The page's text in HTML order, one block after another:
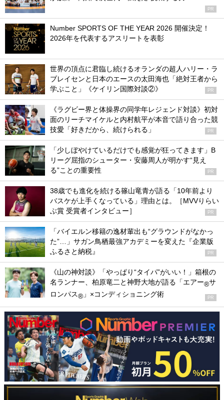
PR
Number SPORTS OF THE YEAR 2026 開催決定！
2026年を代表するアスリートを表彰
世界の頂点に君臨し続けるオランダの超人ハリー・ラ
ブレイセンと日本のエースの太田海也「絶対王者から
学ぶこと」《ケイリン国際対談②》
PR
《ラグビー界と体操界の同学年レジェンド対談》初対
面のリーチマイケルと内村航平が本音で語り合った競
技愛「好きだから、続けられる」
PR
「少しぼやけているだけでも感覚が狂ってきます」B
リーグ屈指のシューター・安藤周人が明かす“見え
る”ことの重要性
PR
38歳でも進化を続ける篠山竜青が語る「10年前より
バスケが上手くなっている」理由とは。［MVVりらい
ぶ賞 受賞者インタビュー］
PR
「バイエルン移籍の逸材輩出も“グラウンドがなかっ
た”…」サガン鳥栖最強アカデミーを変えた『企業版
ふるさと納税』
PR
《山の神対談》「やっぱり“タイパ”がいい！」箱根の
名ランナー、柏原竜二と神野大地が語る「エアー®サ
ロンパス® 」×コンディショニング術 PR